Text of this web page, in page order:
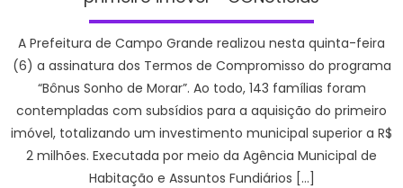
controlado
após
mais
de
11
horas
de
combate
A Prefeitura de Campo Grande realizou nesta quinta-feira
(6) a assinatura dos Termos de Compromisso do programa
“Bônus Sonho de Morar”. Ao todo, 143 famílias foram
contempladas com subsídios para a aquisição do primeiro
imóvel, totalizando um investimento municipal superior a R$
2 milhões. Executada por meio da Agência Municipal de
Habitação e Assuntos Fundiários […]